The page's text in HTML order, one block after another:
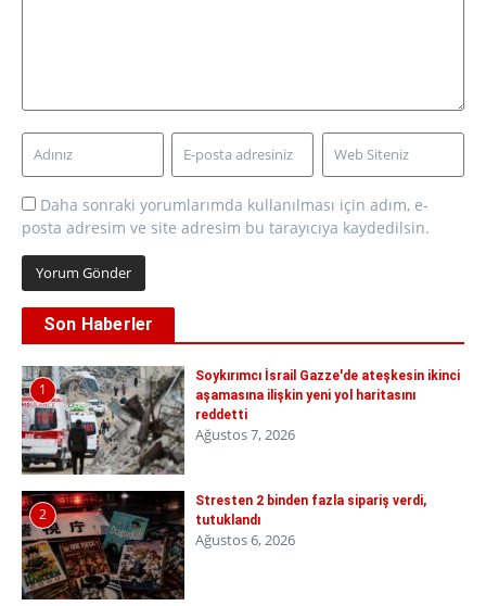
Daha sonraki yorumlarımda kullanılması için adım, e-
posta adresim ve site adresim bu tarayıcıya kaydedilsin.
Son Haberler
1
Soykırımcı İsrail Gazze'de ateşkesin ikinci
aşamasına ilişkin yeni yol haritasını
reddetti
Ağustos 7, 2026
2
Stresten 2 binden fazla sipariş verdi,
tutuklandı
Ağustos 6, 2026